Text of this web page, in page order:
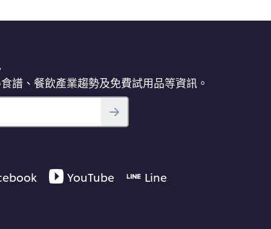
譜、餐飲產業趨勢及免費試用品等資訊。
YouTube Line